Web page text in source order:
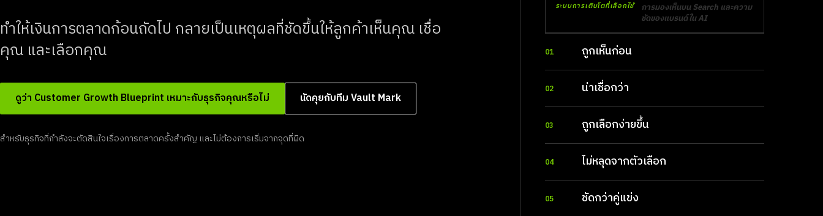
ทำให้เงินการตลาดก้อนถัดไป กลายเป็นเหตุผลที่ชัดขึ้นให้ลูกค้าเห็นคุณ เชื่อ
คุณ และเลือกคุณ
ดูว่า Customer Growth Blueprint เหมาะกับธุรกิจคุณหรือไม่ นัดคุยกับทีม Vault Mark
สำหรับธุรกิจที่กำลังจะตัดสินใจเรื่องการตลาดครั้งสำคัญ และไม่ต้องการเริ่มจากจุดที่ผิด
ระบบการเติบโตที่เลือกใช้
การมองเห็นบน Search และความ
ชัดของแบรนด์ใน AI
01 ถูกเห็นก่อน
02 น่าเชื่อกว่า
03 ถูกเลือกง่ายขึ้น
04 ไม่หลุดจากตัวเลือก
05 ชัดกว่าคู่แข่ง